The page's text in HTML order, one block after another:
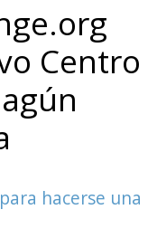
Centro
hacerse una